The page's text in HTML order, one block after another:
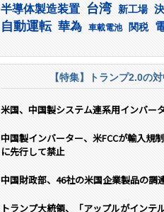
半導体製造装置 台湾 新工場
自動運転 華為 車載電池 関税
【特集】トランプ2.0の
米国、中国製システム連系用インバー
中国製インバーター、米FCCが輸入規
に先行して禁止
中国財政部、46社の米国企業製品の調
トランプ大統領、「アップルがインテ